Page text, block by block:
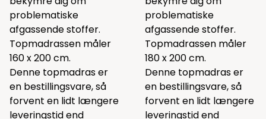
problematiske
afgassende stoffer.
Topmadrassen måler
160 x 200 cm.
Denne topmadras er
en bestillingsvare, så
forvent en lidt længere
leveringstid end
problematiske
afgassende stoffer.
Topmadrassen måler
180 x 200 cm.
Denne topmadras er
en bestillingsvare, så
forvent en lidt længere
leveringstid end